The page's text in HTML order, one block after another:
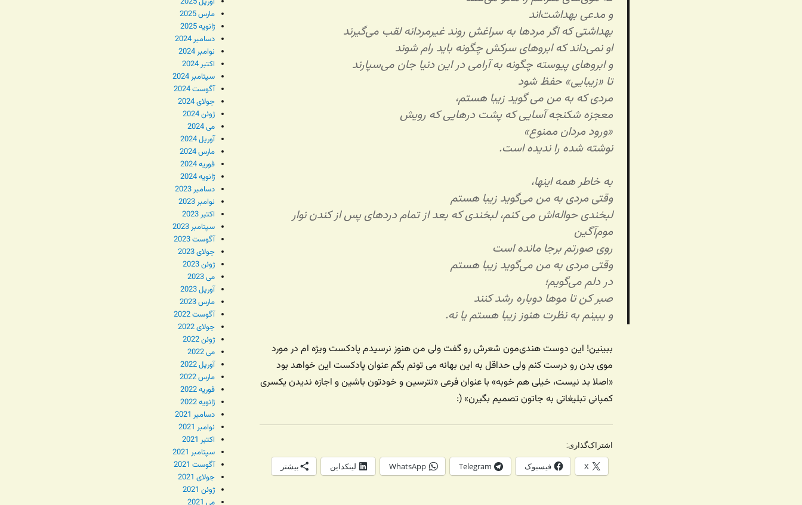
و مدعی بهداشت‌اند
بهداشتی که اگر مردها به سراغش روند غیرمردانه لقب می‌گیرند
او نمی‌داند که ابروهای سرکش چگونه باید رام شوند
و ابروهای پیوسته چگونه به آرامی در این دنیا جان می‌سپارند
تا «زیبایی» حفظ شود
مردی که به من می گوید زیبا هستم،
معجزه شکنجه آسایی که پشت درهایی که رویش
«ورود مردان ممنوع»
نوشته شده را ندیده است.
به خاطر همه اینها،
وقتی مردی به من می‌گوید زیبا هستم
لبخندی حواله‌اش می کنم، لبخندی که بعد از تمام دردهای پس از کندن نوار
موم‌آگین
روی صورتم برجا مانده است
وقتی مردی به من می‌گوید زیبا هستم
در دلم می‌گویم؛
صبر کن تا موها دوباره رشد کنند
و ببینم به نظرت هنوز زیبا هستم یا نه.
ببینین! این دوست هندی‌مون شعرش رو گفت ولی من هنوز نرسیدم پادکست ویژه ام در مورد
موی بدن رو درست کنم ولی حداقل به این بهانه می تونم بگم عنوان پادکست این خواهد بود
«اصلا بد نیست، خیلی هم خوبه» با عنوان فرعی «نترسین و خودتون باشین و اجازه ندیدن یکسری
کمپانی تبلیغاتی به جاتون تصمیم بگیرن» (:
اشتراک‌گذاری:
X فیسبوک Telegram
WhatsApp لینکداین بیشتر
مارس 2025
ژانویه 2025
دسامبر 2024
نوامبر 2024
اکتبر 2024
سپتامبر 2024
آگوست 2024
جولای 2024
ژوئن 2024
می 2024
آوریل 2024
مارس 2024
فوریه 2024
ژانویه 2024
دسامبر 2023
نوامبر 2023
اکتبر 2023
سپتامبر 2023
آگوست 2023
جولای 2023
ژوئن 2023
می 2023
آوریل 2023
مارس 2023
آگوست 2022
جولای 2022
ژوئن 2022
می 2022
آوریل 2022
مارس 2022
فوریه 2022
ژانویه 2022
دسامبر 2021
نوامبر 2021
اکتبر 2021
سپتامبر 2021
آگوست 2021
جولای 2021
ژوئن 2021
می 2021